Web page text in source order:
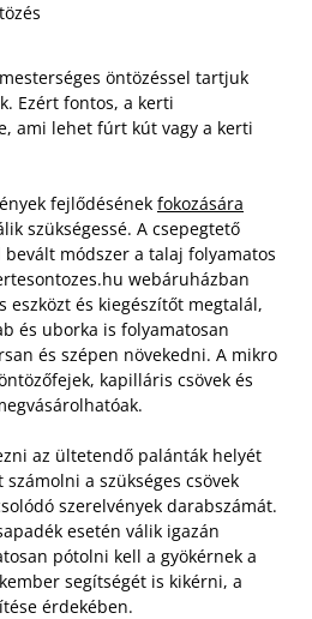
öntözéssel tartjuk
Ezért fontos, a kerti
ami lehet fúrt kút vagy a kerti
fejlődésének fokozására
szükségessé. A csepegtető
módszer a talaj folyamatos
webáruházban
eszközt és kiegészítőt megtalál,
és uborka is folyamatosan
és szépen növekedni. A mikro
kapilláris csövek és
az ültetendő palánták helyét
a szükséges csövek
szerelvények darabszámát.
esetén válik igazán
pótolni kell a gyökérnek a
segítségét is kikérni, a
érdekében.